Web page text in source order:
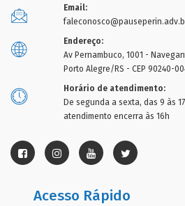
Email:
Endereço:
Av Pernambuco, 1001 -
Porto Alegre/RS - CEP 90240-
Horário de atendimento:
De segunda a sexta, das 9 às
atendimento encerra às 16h
Acesso Rápido